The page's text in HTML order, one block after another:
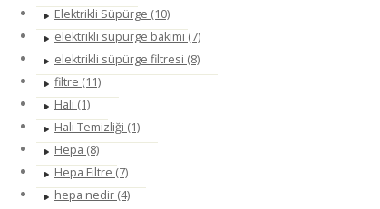
Elektrikli Süpürge (10)
elektrikli süpürge bakımı (7)
elektrikli süpürge filtresi (8)
filtre (11)
Halı (1)
Halı Temizliği (1)
Hepa (8)
Hepa Filtre (7)
hepa nedir (4)